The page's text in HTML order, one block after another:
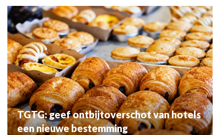
TGTG: geef ontbijtoverschot van hotels
een nieuwe bestemming